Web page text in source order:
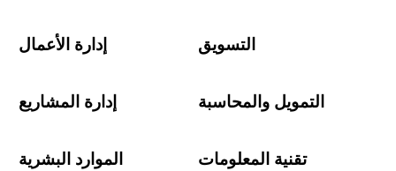
إدارة الأعمال التسويق
إدارة المشاريع التمويل والمحاسبة
الموارد البشرية تقنية المعلومات